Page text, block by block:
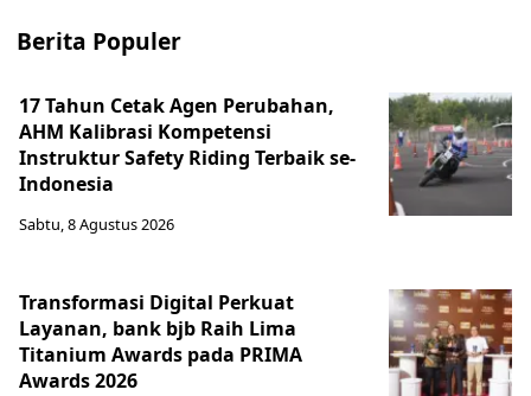
Berita Populer
17 Tahun Cetak Agen Perubahan,
AHM Kalibrasi Kompetensi
Instruktur Safety Riding Terbaik se-
Indonesia
Sabtu, 8 Agustus 2026
Transformasi Digital Perkuat
Layanan, bank bjb Raih Lima
Titanium Awards pada PRIMA
Awards 2026